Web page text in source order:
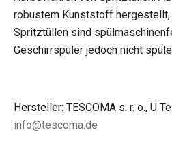
robustem Kunststoff hergestellt,
Spritztüllen sind
Geschirrspüler jedoch nicht
Hersteller: TESCOMA s. r. o., U
info@tescoma.de